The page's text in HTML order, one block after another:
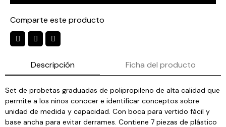
Comparte este producto
Descripción Ficha del producto
Set de probetas graduadas de polipropileno de alta calidad que
permite a los niños conocer e identificar conceptos sobre
unidad de medida y capacidad. Con boca para vertido fácil y
base ancha para evitar derrames. Contiene 7 piezas de plástico